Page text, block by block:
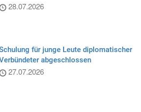
28.07.2026
für junge Leute diplomatischer
abgeschlossen
27.07.2026